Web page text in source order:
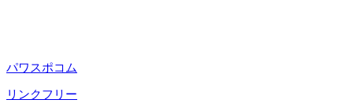
パワスポコム
リンクフリー